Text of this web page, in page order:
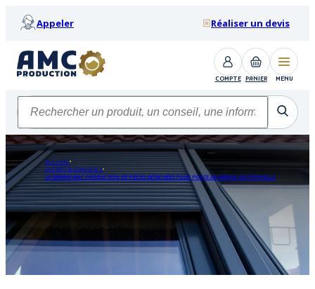
Appeler Réaliser un devis
COMPTE PANIER MENU
ACCUEIL
GUIDES & CONSEILS
LA GAMME AMC PRODUCTION DE PIÈCES DÉTACHÉES POUR PORTE DE GARAGE SECTIONNELLE